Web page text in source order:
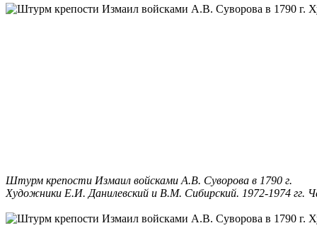
Штурм крепости Измаил войсками А.В. Суворова в 1790 г.
Художники Е.И. Данилевский и В.М. Сибирский. 1972-1974 гг.